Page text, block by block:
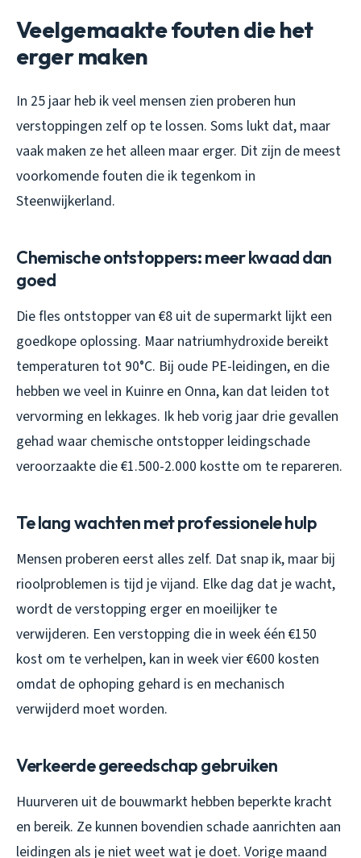
Veelgemaakte fouten die het
erger maken
In 25 jaar heb ik veel mensen zien proberen hun
verstoppingen zelf op te lossen. Soms lukt dat, maar
vaak maken ze het alleen maar erger. Dit zijn de meest
voorkomende fouten die ik tegenkom in
Steenwijkerland.
Chemische ontstoppers: meer kwaad dan
goed
Die fles ontstopper van €8 uit de supermarkt lijkt een
goedkope oplossing. Maar natriumhydroxide bereikt
temperaturen tot 90°C. Bij oude PE-leidingen, en die
hebben we veel in Kuinre en Onna, kan dat leiden tot
vervorming en lekkages. Ik heb vorig jaar drie gevallen
gehad waar chemische ontstopper leidingschade
veroorzaakte die €1.500-2.000 kostte om te repareren.
Te lang wachten met professionele hulp
Mensen proberen eerst alles zelf. Dat snap ik, maar bij
rioolproblemen is tijd je vijand. Elke dag dat je wacht,
wordt de verstopping erger en moeilijker te
verwijderen. Een verstopping die in week één €150
kost om te verhelpen, kan in week vier €600 kosten
omdat de ophoping gehard is en mechanisch
verwijderd moet worden.
Verkeerde gereedschap gebruiken
Huurveren uit de bouwmarkt hebben beperkte kracht
en bereik. Ze kunnen bovendien schade aanrichten aan
leidingen als je niet weet wat je doet. Vorige maand